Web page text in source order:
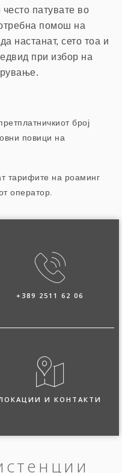
патувате во
помош на
настанат, сето тоа и
при избор на
број
повици на
тарифите на роаминг
оператор.
+389 2511 62 06
И КОНТАКТИ